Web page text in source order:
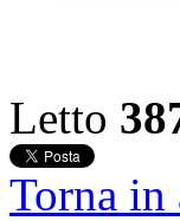
Letto
Torna in